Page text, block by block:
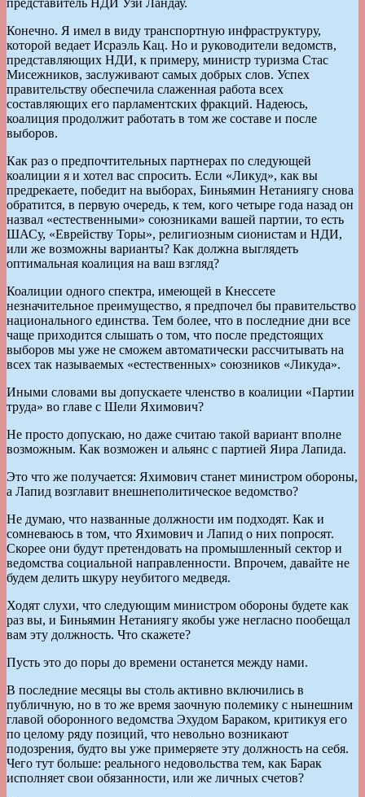
Конечно. Я имел в виду транспортную инфраструктуру,
которой ведает Исраэль Кац. Но и руководители ведомств,
представляющих НДИ, к примеру, министр туризма Стас
Мисежников, заслуживают самых добрых слов. Успех
правительству обеспечила слаженная работа всех
составляющих его парламентских фракций. Надеюсь,
коалиция продолжит работать в том же составе и после
выборов.
Как раз о предпочтительных партнерах по следующей
коалиции я и хотел вас спросить. Если «Ликуд», как вы
предрекаете, победит на выборах, Биньямин Нетаниягу снова
обратится, в первую очередь, к тем, кого четыре года назад он
назвал «естественными» союзниками вашей партии, то есть
ШАСу, «Еврейству Торы», религиозным сионистам и НДИ,
или же возможны варианты? Как должна выглядеть
оптимальная коалиция на ваш взгляд?
Коалиции одного спектра, имеющей в Кнессете
незначительное преимущество, я предпочел бы правительство
национального единства. Тем более, что в последние дни все
чаще приходится слышать о том, что после предстоящих
выборов мы уже не сможем автоматически рассчитывать на
всех так называемых «естественных» союзников «Ликуда».
Иными словами вы допускаете членство в коалиции «Партии
труда» во главе с Шели Яхимович?
Не просто допускаю, но даже считаю такой вариант вполне
возможным. Как возможен и альянс с партией Яира Лапида.
Это что же получается: Яхимович станет министром обороны,
а Лапид возглавит внешнеполитическое ведомство?
Не думаю, что названные должности им подходят. Как и
сомневаюсь в том, что Яхимович и Лапид о них попросят.
Скорее они будут претендовать на промышленный сектор и
ведомства социальной направленности. Впрочем, давайте не
будем делить шкуру неубитого медведя.
Ходят слухи, что следующим министром обороны будете как
раз вы, и Биньямин Нетаниягу якобы уже негласно пообещал
вам эту должность. Что скажете?
Пусть это до поры до времени останется между нами.
В последние месяцы вы столь активно включились в
публичную, но в то же время заочную полемику с нынешним
главой оборонного ведомства Эхудом Бараком, критикуя его
по целому ряду позиций, что невольно возникают
подозрения, будто вы уже примеряете эту должность на себя.
Чего тут больше: реального недовольства тем, как Барак
исполняет свои обязанности, или же личных счетов?